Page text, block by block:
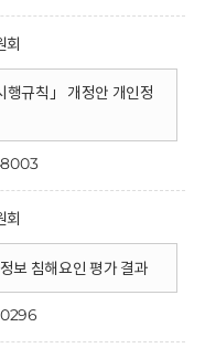
회
행규칙」 개정안 개인정
회
보 침해요인 평가 결과